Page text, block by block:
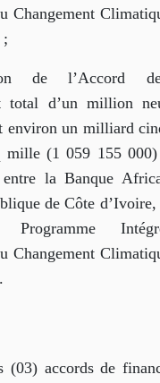
Changement
;
de l’Accord
total d’un million
un milliard
mille (1 059 155 000)
la Banque
de Côte
Programme
Changement
accords de